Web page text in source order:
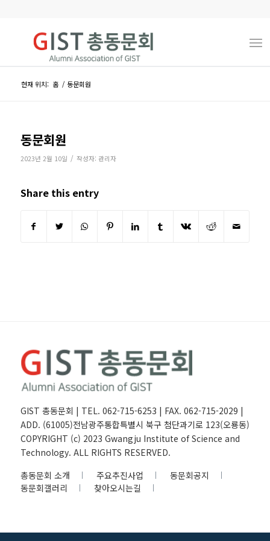
현재 위치: 홈 / 동문회원
동문회원
2023년 2월 10일 / 작성자: 관리자
Share this entry
GIST 총동문회 | TEL. 062-715-6253 | FAX. 062-715-2029 |
ADD. (61005)전남광주통합특별시 북구 첨단과기로 123(오룡동)
COPYRIGHT (c) 2023 Gwangju Institute of Science and
Technology. ALL RIGHTS RESERVED.
총동문회 소개
주요추진사업
동문회공지
동문회갤러리
찾아오시는길